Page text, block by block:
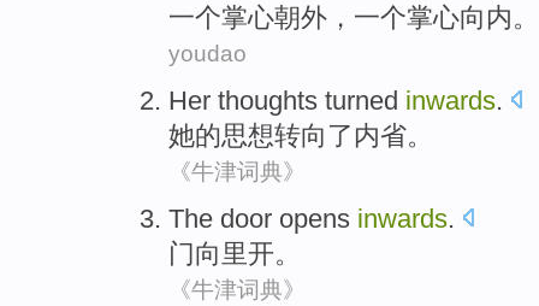
一个掌心朝外 ，一个掌心向 内。
youdao
Her thoughts turned inwards.
她的思想转向了 内省。
《牛津词典》
The door opens inwards.
门向里开。
《牛津词典》